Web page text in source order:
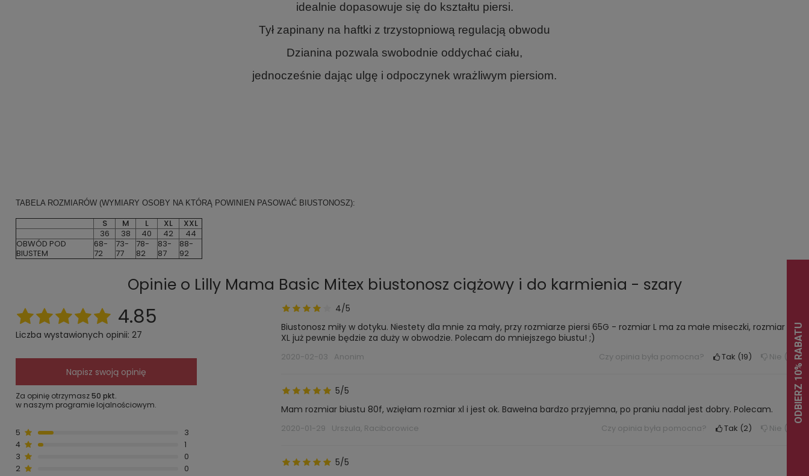
idealnie dopasowuje się do kształtu piersi.
Tył zapinany na haftki z trzystopniową regulacją obwodu
Dzianina pozwala swobodnie oddychać ciału,
jednocześnie dając ulgę i odpoczynek wrażliwym piersiom.
TABELA ROZMIARÓW (WYMIARY OSOBY NA KTÓRĄ POWINIEN PASOWAĆ BIUSTONOSZ):
S M L XL
XXL
36
38 40 42
44
OBWÓD POD
BIUSTEM
68-
72
73-
77
78-
82
83-
87
88-
92
Opinie o Lilly Mama Basic Mitex biustonosz ciążowy i do karmienia - szary
4.85
Liczba wystawionych opinii: 27
Napisz swoją opinię
Za opinię otrzymasz50 pkt.
w naszym programie lojalnościowym.
5
3
4
1
3
0
2
0
4/5
Biustonosz miły w dotyku. Niestety dla mnie za mały, przy rozmiarze piersi 65G - rozmiar L ma za małe miseczki, rozmiar
XL już pewnie będzie za duży w obwodzie. Polecam do mniejszego biustu! ;)
2020-02-03 Anonim Czy opinia była pomocna? Tak 19 Nie
5/5
Mam rozmiar biustu 80f, wzięłam rozmiar xl i jest ok. Bawełna bardzo przyjemna, po praniu nadal jest dobry. Polecam.
2020-01-29 Urszula, Raciborowice Czy opinia była pomocna? Tak 2 Nie
5/5